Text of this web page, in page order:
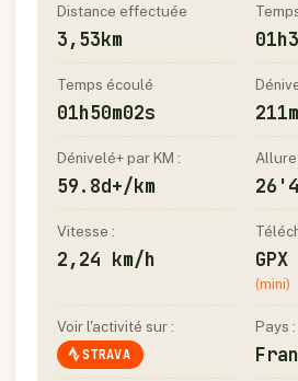
Distance effectuée
3,53km
Temps écoulé
01h50m02s 211m
Dénivelé+ par KM :
59.8d+/km
Vitesse :
2,24 km/h GPX
(mini)
Voir l'activité sur :
STRAVA
Pays :